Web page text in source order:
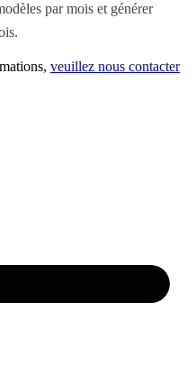
par mois et générer
veuillez nous contacter